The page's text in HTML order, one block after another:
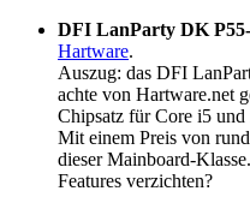
DFI LanParty DK
Hartware.
Auszug: das DFI
achte von Hartware.net
Chipsatz für Core i5
Mit einem Preis von
dieser Mainboard-
Features verzichten?